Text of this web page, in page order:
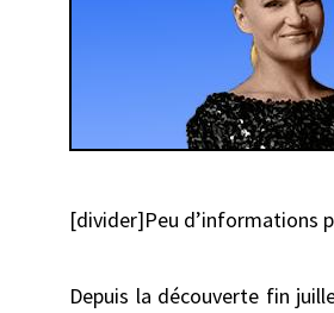
[divider]Peu d’informations
Depuis la découverte fin